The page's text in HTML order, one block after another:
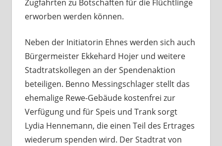
Zugfahrten zu Botschaften für die Flüchtlinge
erworben werden können.
Neben der Initiatorin Ehnes werden sich auch
Bürgermeister Ekkehard Hojer und weitere
Stadtratskollegen an der Spendenaktion
beteiligen. Benno Messingschlager stellt das
ehemalige Rewe-Gebäude kostenfrei zur
Verfügung und für Speis und Trank sorgt
Lydia Hennemann, die einen Teil des Ertrages
wiederum spenden wird. Der Stadtrat von